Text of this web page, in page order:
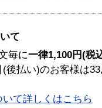
て
毎に一律1,100円(税
後払い)のお客様は
て詳しくはこちら